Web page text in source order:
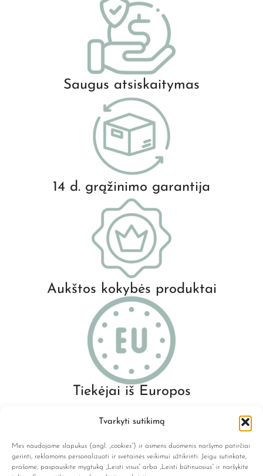
Tvarkyti sutikimą
Mes naudojame slapukus (angl. „cookies“) ir asmens duomenis naršymo patirčiai
gerinti, reklamoms personalizuoti ir svetainės veikimui užtikrinti. Jeigu sutinkate,
prašome, paspauskite mygtuką „Leisti visus“ arba „Leisti būtinuosius“ ir naršykite
Saugus atsiskaitymas
14 d. grąžinimo garantija
Aukštos kokybės produktai
Tiekėjai iš Europos